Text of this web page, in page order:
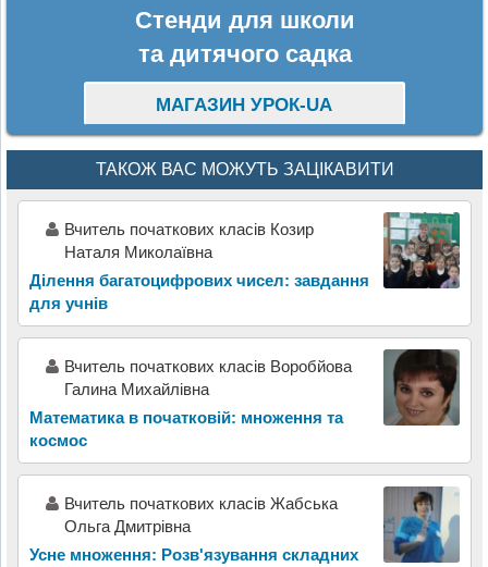
Стенди для школи
та дитячого садка
МАГАЗИН УРОК-UA
ТАКОЖ ВАС МОЖУТЬ ЗАЦІКАВИТИ
Вчитель початкових класів Козир
Наталя Миколаївна
Ділення багатоцифрових чисел: завдання
для учнів
Вчитель початкових класів Воробйова
Галина Михайлівна
Математика в початковій: множення та
космос
Вчитель початкових класів Жабська
Ольга Дмитрівна
Усне множення: Розв'язування складних